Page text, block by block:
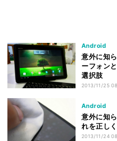
Android
意外に知
ーフォン
選択肢
2013/11/25
Android
意外に知
れを正し
2013/11/24